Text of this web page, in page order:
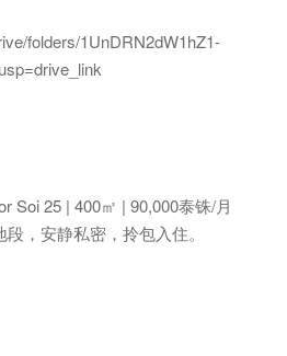
folders/1UnDRN2dW1hZ1-
Soi 25 | 400㎡ | 90,000泰铢/月
，安静私密，拎包入住。